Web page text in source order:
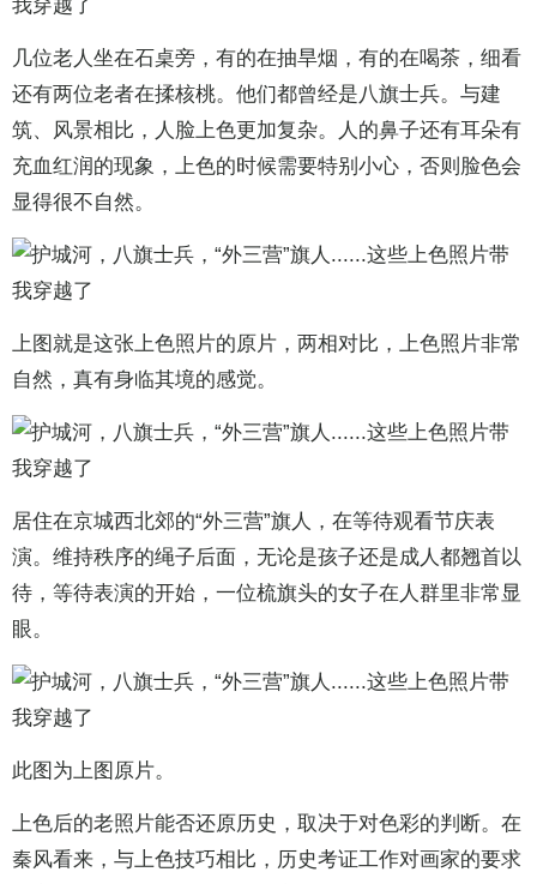
几位老人坐在石桌旁，有的在抽旱烟，有的在喝茶，细看
还有两位老者在揉核桃。他们都曾经是八旗士兵。与建
筑、风景相比，人脸上色更加复杂。人的鼻子还有耳朵有
充血红润的现象，上色的时候需要特别小心，否则脸色会
显得很不自然。
上图就是这张上色照片的原片，两相对比，上色照片非常
自然，真有身临其境的感觉。
居住在京城西北郊的“外三营”旗人，在等待观看节庆表
演。维持秩序的绳子后面，无论是孩子还是成人都翘首以
待，等待表演的开始，一位梳旗头的女子在人群里非常显
眼。
此图为上图原片。
上色后的老照片能否还原历史，取决于对色彩的判断。在
秦风看来，与上色技巧相比，历史考证工作对画家的要求